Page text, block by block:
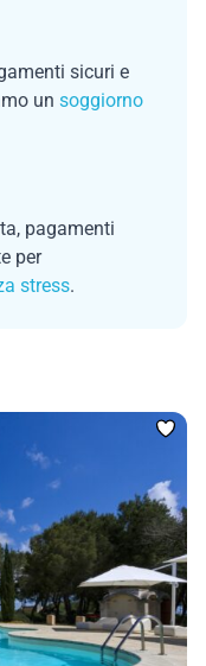
sicuri e
un soggiorno
pagamenti
per
stress.